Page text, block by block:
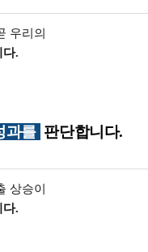
우리의
다.
과를 판단합니다.
상승이
다.